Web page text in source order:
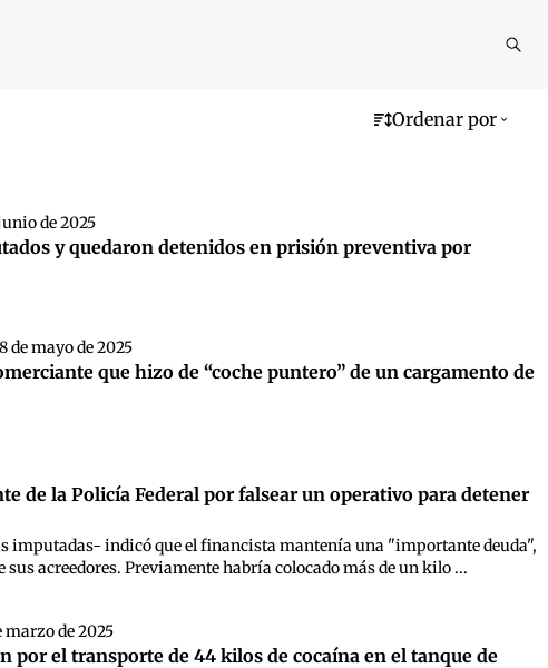
Ordenar por
de 2025
y quedaron detenidos en prisión preventiva por
de mayo de 2025
que hizo de “coche puntero” de un cargamento de
de la Policía Federal por falsear un operativo para detener
imputadas- indicó que el financista mantenía una "importante deuda",
acreedores. Previamente habría colocado más de un kilo ...
marzo de 2025
por el transporte de 44 kilos de cocaína en el tanque de